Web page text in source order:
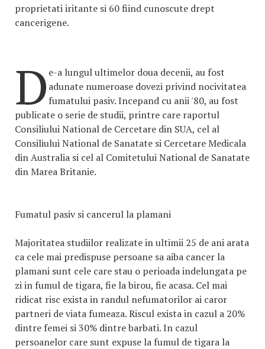
proprietati iritante si 60 fiind cunoscute drept
cancerigene.
D e-a lungul ultimelor doua decenii, au fost
adunate numeroase dovezi privind nocivitatea
fumatului pasiv. Incepand cu anii '80, au fost
publicate o serie de studii, printre care raportul
Consiliului National de Cercetare din SUA, cel al
Consiliului National de Sanatate si Cercetare Medicala
din Australia si cel al Comitetului National de Sanatate
din Marea Britanie.
Fumatul pasiv si cancerul la plamani
Majoritatea studiilor realizate in ultimii 25 de ani arata
ca cele mai predispuse persoane sa aiba cancer la
plamani sunt cele care stau o perioada indelungata pe
zi in fumul de tigara, fie la birou, fie acasa. Cel mai
ridicat risc exista in randul nefumatorilor ai caror
partneri de viata fumeaza. Riscul exista in cazul a 20%
dintre femei si 30% dintre barbati. In cazul
persoanelor care sunt expuse la fumul de tigara la